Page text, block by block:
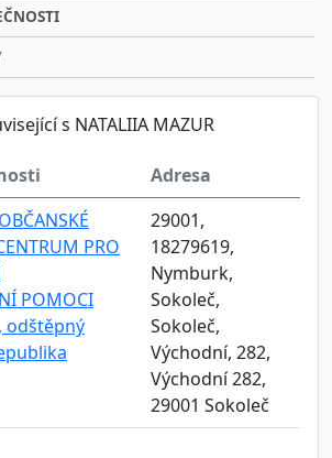
s NATALIIA MAZUR
Adresa
PRO
POMOCI
odštěpný
29001,
18279619,
Nymburk,
Sokoleč,
Sokoleč,
Východní, 282,
Východní 282,
29001 Sokoleč